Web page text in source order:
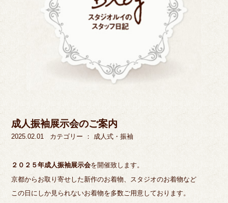
成人振袖展示会のご案内
2025.02.01 カテゴリー ： 成人式・振袖
２０２５年成人振袖展示会を開催致します。
京都からお取り寄せした新作のお着物、スタジオのお着物など
この日にしか見られないお着物を多数ご用意しております。